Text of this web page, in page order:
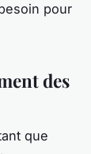
pour
des
que